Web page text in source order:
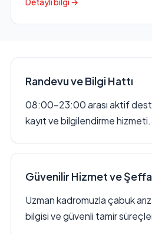
Randevu ve Bilgi Hattı
08:00–23:00 arası aktif
kayıt ve bilgilendirme hizmeti.
Güvenilir Hizmet ve
Uzman kadromuzla çabuk
bilgisi ve güvenli tamir